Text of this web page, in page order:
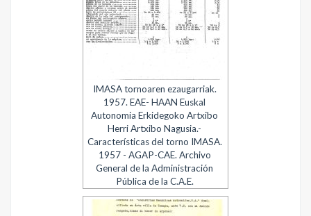
IMASA tornoaren ezaugarriak.
1957. EAE- HAAN Euskal
Autonomia Erkidegoko Artxibo
Herri Artxibo Nagusia.-
Características del torno IMASA.
1957 - AGAP-CAE. Archivo
General de la Administración
Pública de la C.A.E.